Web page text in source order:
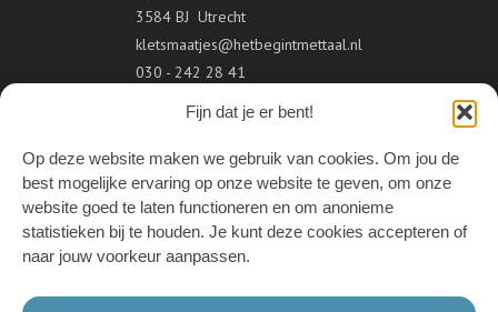
Fijn dat je er bent!
Op deze website maken we gebruik van cookies. Om jou de
best mogelijke ervaring op onze website te geven, om onze
website goed te laten functioneren en om anonieme
statistieken bij te houden. Je kunt deze cookies accepteren of
naar jouw voorkeur aanpassen.
3584 BJ Utrecht
kletsmaatjes@hetbegintmettaal.nl
030 - 242 28 41
VOLG ONS